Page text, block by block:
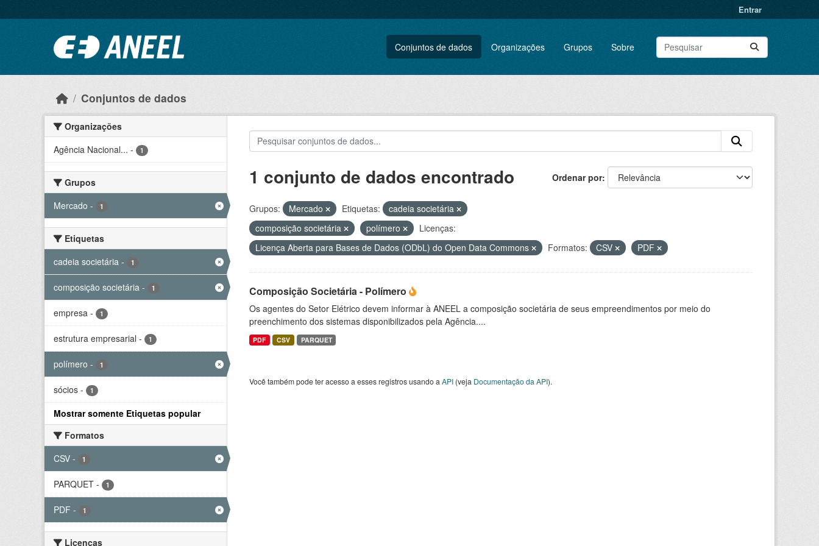
Entrar
Conjuntos de dados Organizações Grupos Sobre
Conjuntos de dados
Organizações
Agência Nacional... - 1
Grupos
Mercado - 1
Etiquetas
cadeia societária - 1
composição societária - 1
empresa - 1
estrutura empresarial - 1
polímero - 1
sócios - 1
Mostrar somente Etiquetas popular
Formatos
CSV - 1
PARQUET - 1
PDF - 1
Licenças
Ordenar por
1 conjunto de dados encontrado
Grupos: Mercado Etiquetas:
cadeia societária
composição societária
polímero
Licenças:
Licença Aberta para Bases de Dados (ODbL) do Open Data Commons
Formatos: CSV PDF
Composição Societária - Polímero
Os agentes do Setor Elétrico devem informar à ANEEL a composição societária de seus empreendimentos por meio do
preenchimento dos sistemas disponibilizados pela Agência....
PDF CSV PARQUET
Você também pode ter acesso a esses registros usando a API(veja Documentação da API).